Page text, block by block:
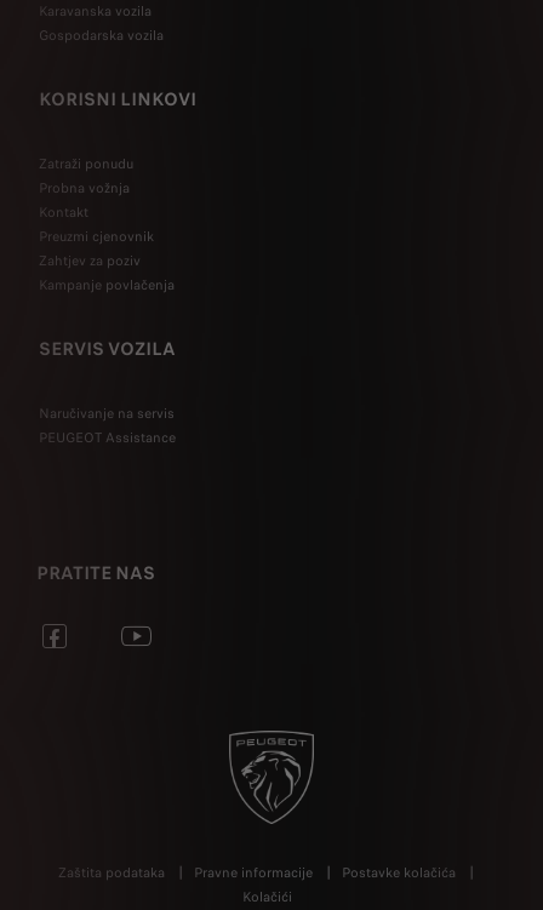
Karavanska vozila
Gospodarska vozila
KORISNI LINKOVI
Zatraži ponudu
Probna vožnja
Kontakt
Preuzmi cjenovnik
Zahtjev za poziv
Kampanje povlačenja
SERVIS VOZILA
Naručivanje na servis
PEUGEOT Assistance
PRATITE NAS
Zaštita podataka Pravne informacije
Postavke kolačića
Kolačići